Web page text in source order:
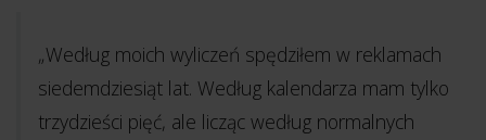
„Według moich wyliczeń spędziłem w reklamach
siedemdziesiąt lat. Według kalendarza mam tylko
trzydzieści pięć, ale licząc według normalnych